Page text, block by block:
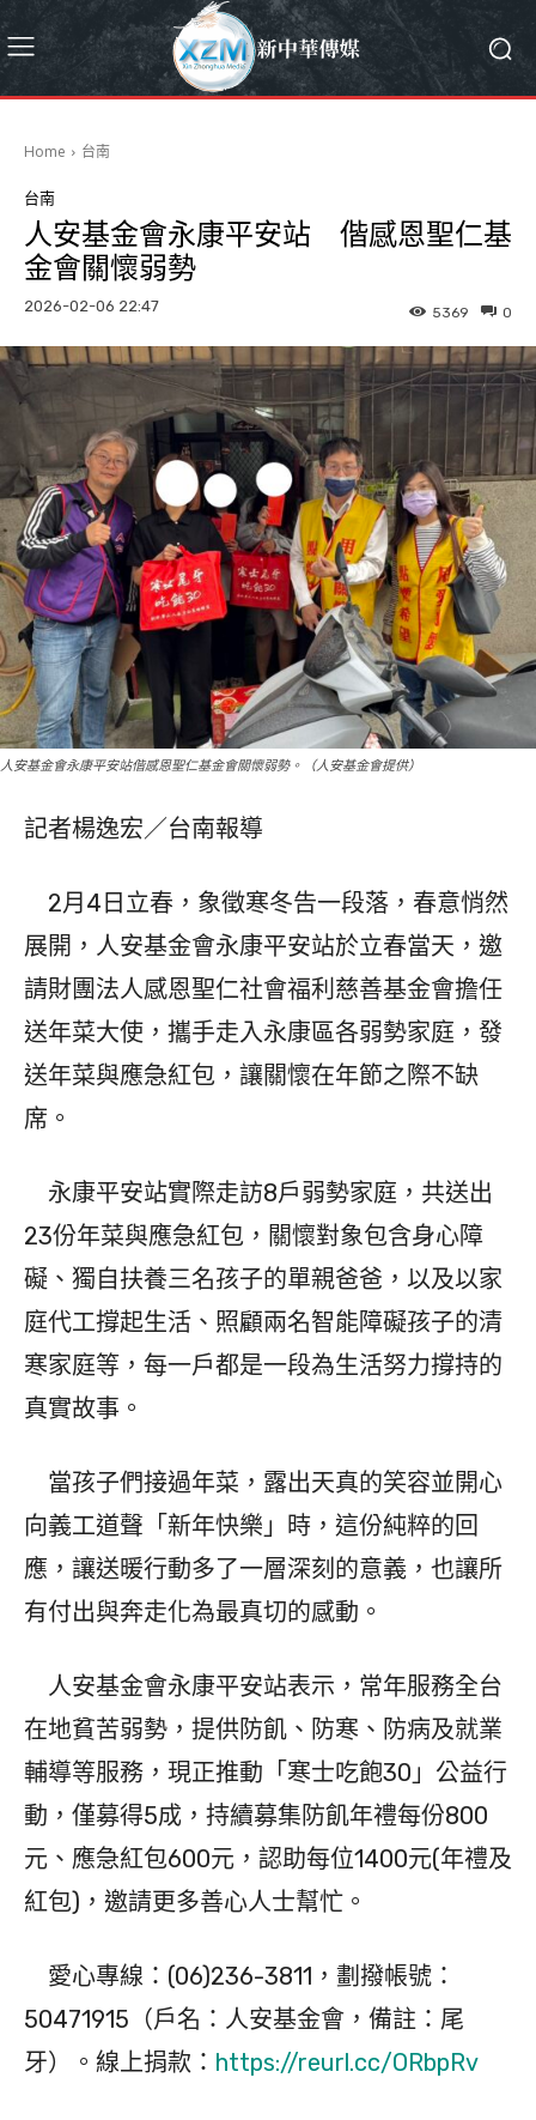
Home 台南
台南
人安基金會永康平安站 偕感恩聖仁基
金會關懷弱勢
2026-02-06 22:47 0
5369
人安基金會永康平安站偕感恩聖仁基金會關懷弱勢。（人安基金會提供）
記者楊逸宏／台南報導
2月4日立春，象徵寒冬告一段落，春意悄然
展開，人安基金會永康平安站於立春當天，邀
請財團法人感恩聖仁社會福利慈善基金會擔任
送年菜大使，攜手走入永康區各弱勢家庭，發
送年菜與應急紅包，讓關懷在年節之際不缺
席。
永康平安站實際走訪8戶弱勢家庭，共送出
23份年菜與應急紅包，關懷對象包含身心障
礙、獨自扶養三名孩子的單親爸爸，以及以家
庭代工撐起生活、照顧兩名智能障礙孩子的清
寒家庭等，每一戶都是一段為生活努力撐持的
真實故事。
當孩子們接過年菜，露出天真的笑容並開心
向義工道聲「新年快樂」時，這份純粹的回
應，讓送暖行動多了一層深刻的意義，也讓所
有付出與奔走化為最真切的感動。
人安基金會永康平安站表示，常年服務全台
在地貧苦弱勢，提供防飢、防寒、防病及就業
輔導等服務，現正推動「寒士吃飽30」公益行
動，僅募得5成，持續募集防飢年禮每份800
元、應急紅包600元，認助每位1400元(年禮及
紅包)，邀請更多善心人士幫忙。
愛心專線：(06)236-3811，劃撥帳號：
50471915（戶名：人安基金會，備註：尾
牙）。線上捐款： https://reurl.cc/ORbpRv